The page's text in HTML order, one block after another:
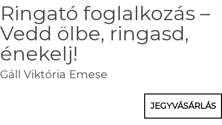
Ringató foglalkozás –
Vedd ölbe, ringasd,
énekelj!
Gáll Viktória Emese
JEGYVÁSÁRLÁS